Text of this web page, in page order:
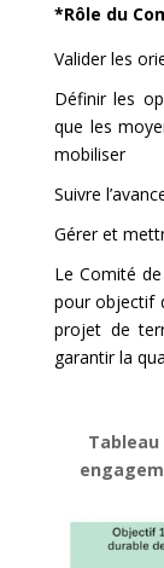
*Rôle du
Valider les
Définir les
que les
mobiliser
Suivre
Gérer et
Le Comité
pour objectif
projet de
garantir la